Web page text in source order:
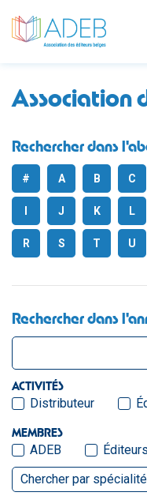
Association
Rechercher dans
# A B C
J K L
R S T U
Rechercher dans
ACTIVITÉS
Distributeur
MEMBRES
ADEB
Chercher par spécialité